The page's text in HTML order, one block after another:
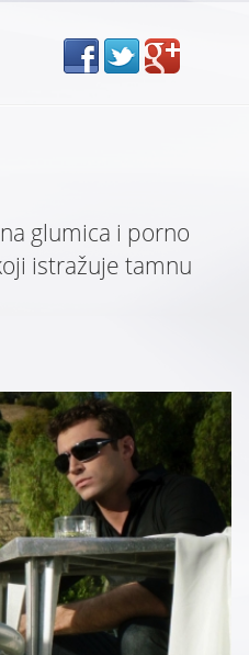
glumica i porno
istražuje tamnu